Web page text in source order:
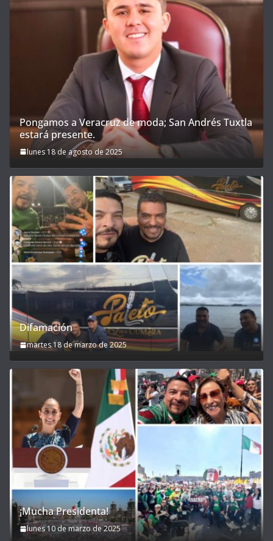
Pongamos a Veracruz de moda; San Andrés Tuxtla
estará presente.
lunes 18 de agosto de 2025
Difamación
martes 18 de marzo de 2025
¡Mucha Presidenta!
lunes 10 de marzo de 2025